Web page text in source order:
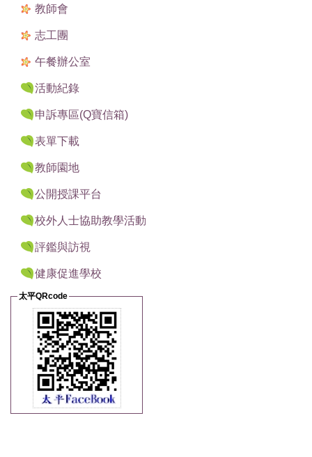
教師會
志工團
午餐辦公室
活動紀錄
申訴專區(Q寶信箱)
表單下載
教師園地
公開授課平台
校外人士協助教學活動
評鑑與訪視
健康促進學校
太平QRcode